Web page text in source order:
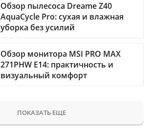
Обзор пылесоса Dreame Z40
AquaCycle Pro: сухая и влажная
уборка без усилий
Обзор монитора MSI PRO MAX
271PHW E14: практичность и
визуальный комфорт
ПОКАЗАТЬ ЕЩЕ